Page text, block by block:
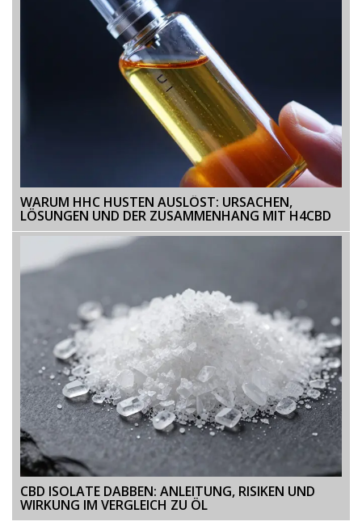
WARUM HHC HUSTEN AUSLÖST: URSACHEN,
LÖSUNGEN UND DER ZUSAMMENHANG MIT H4CBD
CBD ISOLATE DABBEN: ANLEITUNG, RISIKEN UND
WIRKUNG IM VERGLEICH ZU ÖL